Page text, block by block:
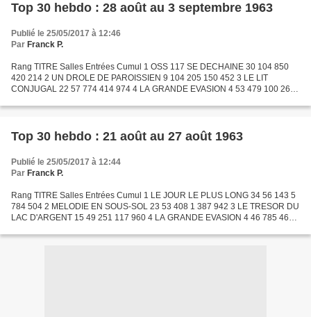
Top 30 hebdo : 28 août au 3 septembre 1963
Publié le 25/05/2017 à 12:46
Par Franck P.
Rang TITRE Salles Entrées Cumul 1 OSS 117 SE DECHAINE 30 104 850
420 214 2 UN DROLE DE PAROISSIEN 9 104 205 150 452 3 LE LIT
CONJUGAL 22 57 774 414 974 4 LA GRANDE EVASION 4 53 479 100 264
Top 30 hebdo : 21 août au 27 août 1963
Publié le 25/05/2017 à 12:44
Par Franck P.
Rang TITRE Salles Entrées Cumul 1 LE JOUR LE PLUS LONG 34 56 143 5
784 504 2 MELODIE EN SOUS-SOL 23 53 408 1 387 942 3 LE TRESOR DU
LAC D'ARGENT 15 49 251 117 960 4 LA GRANDE EVASION 4 46 785 46